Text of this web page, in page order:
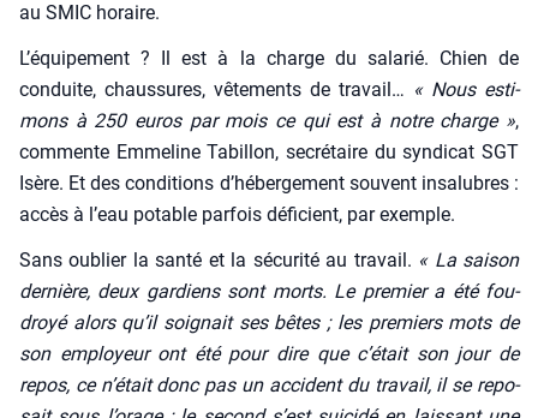
au SMIC horaire.
L’équipement ? Il est à la charge du sala­rié. Chien de
conduite, chaus­sures, vête­ments de tra­vail… « Nous esti­
mons à 250 euros par mois ce qui est à notre charge »,
com­mente Emme­line Tabillon, secré­taire du syn­di­cat SGT
Isère. Et des condi­tions d’hébergement sou­vent insa­lubres :
accès à l’eau potable par­fois défi­cient, par exemple.
Sans oublier la san­té et la sécu­ri­té au tra­vail. « La sai­son
der­nière, deux gar­diens sont morts. Le pre­mier a été fou­
droyé alors qu’il soi­gnait ses bêtes ; les pre­miers mots de
son employeur ont été pour dire que c’était son jour de
repos, ce n’était donc pas un acci­dent du tra­vail, il se repo­